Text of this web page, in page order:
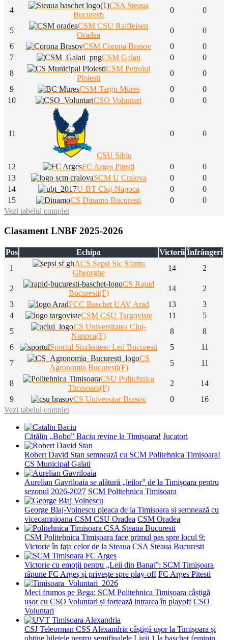
4
CSA Steaua
Bucuresti
0 0
5
CSM CSU Raiffeisen
Oradea
0
0
6
CSM Corona Brasov 0
0
7
CSM Galati 0
0
8
CSM Petrolul
Ploiesti
0
0
9
CSM Targu Mures 0
0
10
CSO Voluntari 0 0
11
CSU Sibiu
0 0
12 FC Arges Pitesti 0
0
13
SCM U Craiova 0
0
14
U-BT Cluj-Napoca 0
0
15
CS Dinamo Bucuresti 0
0
Vezi tabelul complet
Clasament LNBF 2025-2026
Pos Echipa Victorii Înfrângeri
1
ACS Sepsi Sic Sfantu
Gheorghe
14 2
2
CS Rapid
Bucuresti(F)
14
2
3
FCC Baschet UAV Arad 13
3
4
CSM CSU Targoviste 11
5
5
CS Universitatea Cluj-
Napoca(F)
8
8
6
Sportul Studentesc Leii Bucuresti 5
11
7
CS
Agronomia Bucuresti(F)
5 11
8
CSU Politehnica
Timisoara(F)
2
14
9
CS Universitar Brasov 0
16
Vezi tabelul complet
Cătălin „Bobo” Baciu revine la Timișoara! Jucatori
Robert David Stan semnează cu SCM Politehnica Timișoara!
CS Municipal Galati
Aurelian Gavriloaia se alătură „leilor” de la Timișoara pentru
sezonul 2026-2027 SCM Politehnica Timisoara
George Blaj-Voinescu pleaca de la Timisoara si semnează cu
vicecampioana CSM CSU Oradea CSM Oradea
CSM Politehnica Timișoara face primul pas spre locul 9:
Victorie în fața celor de la Steaua CSA Steaua Bucuresti
Victorie cu emoții pentru „Leii din Banat”: SCM Timișoara
răpune FC Argeș și privește spre play-off FC Arges Pitesti
Meci frumos pe Bega: SCM Politehnica Timișoara câștigă
ușor cu CSO Voluntari și forțează intrarea în playoff CSO
Voluntari
CSJ Teleorman CSS Alexandria câștigă ușor la Timișoara și
obține biletele pentru semifinalele Ligii 1 la baschet feminin